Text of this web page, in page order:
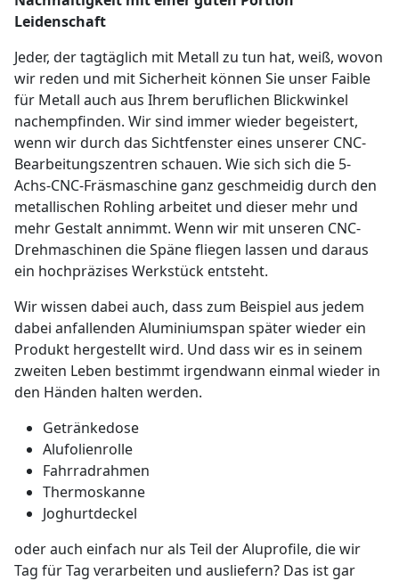
Leidenschaft
Jeder, der tagtäglich mit Metall zu tun hat, weiß, wovon
wir reden und mit Sicherheit können Sie unser Faible
für Metall auch aus Ihrem beruflichen Blickwinkel
nachempfinden. Wir sind immer wieder begeistert,
wenn wir durch das Sichtfenster eines unserer CNC-
Bearbeitungszentren schauen. Wie sich sich die 5-
Achs-CNC-Fräsmaschine ganz geschmeidig durch den
metallischen Rohling arbeitet und dieser mehr und
mehr Gestalt annimmt. Wenn wir mit unseren CNC-
Drehmaschinen die Späne fliegen lassen und daraus
ein hochpräzises Werkstück entsteht.
Wir wissen dabei auch, dass zum Beispiel aus jedem
dabei anfallenden Aluminiumspan später wieder ein
Produkt hergestellt wird. Und dass wir es in seinem
zweiten Leben bestimmt irgendwann einmal wieder in
den Händen halten werden.
Getränkedose
Alufolienrolle
Fahrradrahmen
Thermoskanne
Joghurtdeckel
oder auch einfach nur als Teil der Aluprofile, die wir
Tag für Tag verarbeiten und ausliefern? Das ist gar